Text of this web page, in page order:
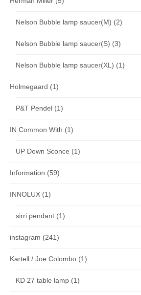
Nelson Bubble lamp saucer(M) (2)
Nelson Bubble lamp saucer(S) (3)
Nelson Bubble lamp saucer(XL) (1)
Holmegaard (1)
P&T Pendel (1)
IN Common With (1)
UP Down Sconce (1)
Information (59)
INNOLUX (1)
sirri pendant (1)
instagram (241)
Kartell / Joe Colombo (1)
KD 27 table lamp (1)